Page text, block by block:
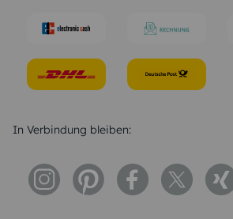
In Verbindung bleiben: